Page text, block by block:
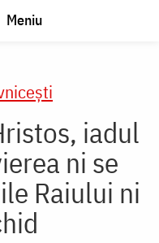
Meniu
iadul
ni se
Raiului ni